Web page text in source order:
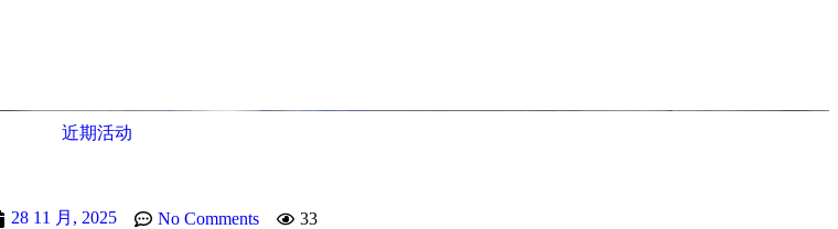
近期活动
28 11 月, 2025 No Comments 33